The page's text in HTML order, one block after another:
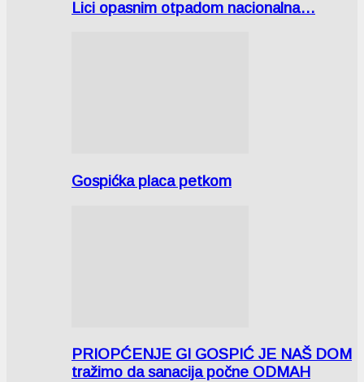
Lici opasnim otpadom nacionalna…
Gospićka placa petkom
PRIOPĆENJE GI GOSPIĆ JE NAŠ DOM
tražimo da sanacija počne ODMAH